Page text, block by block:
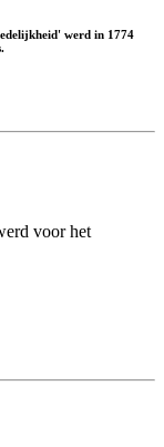
werd in 1774
voor het